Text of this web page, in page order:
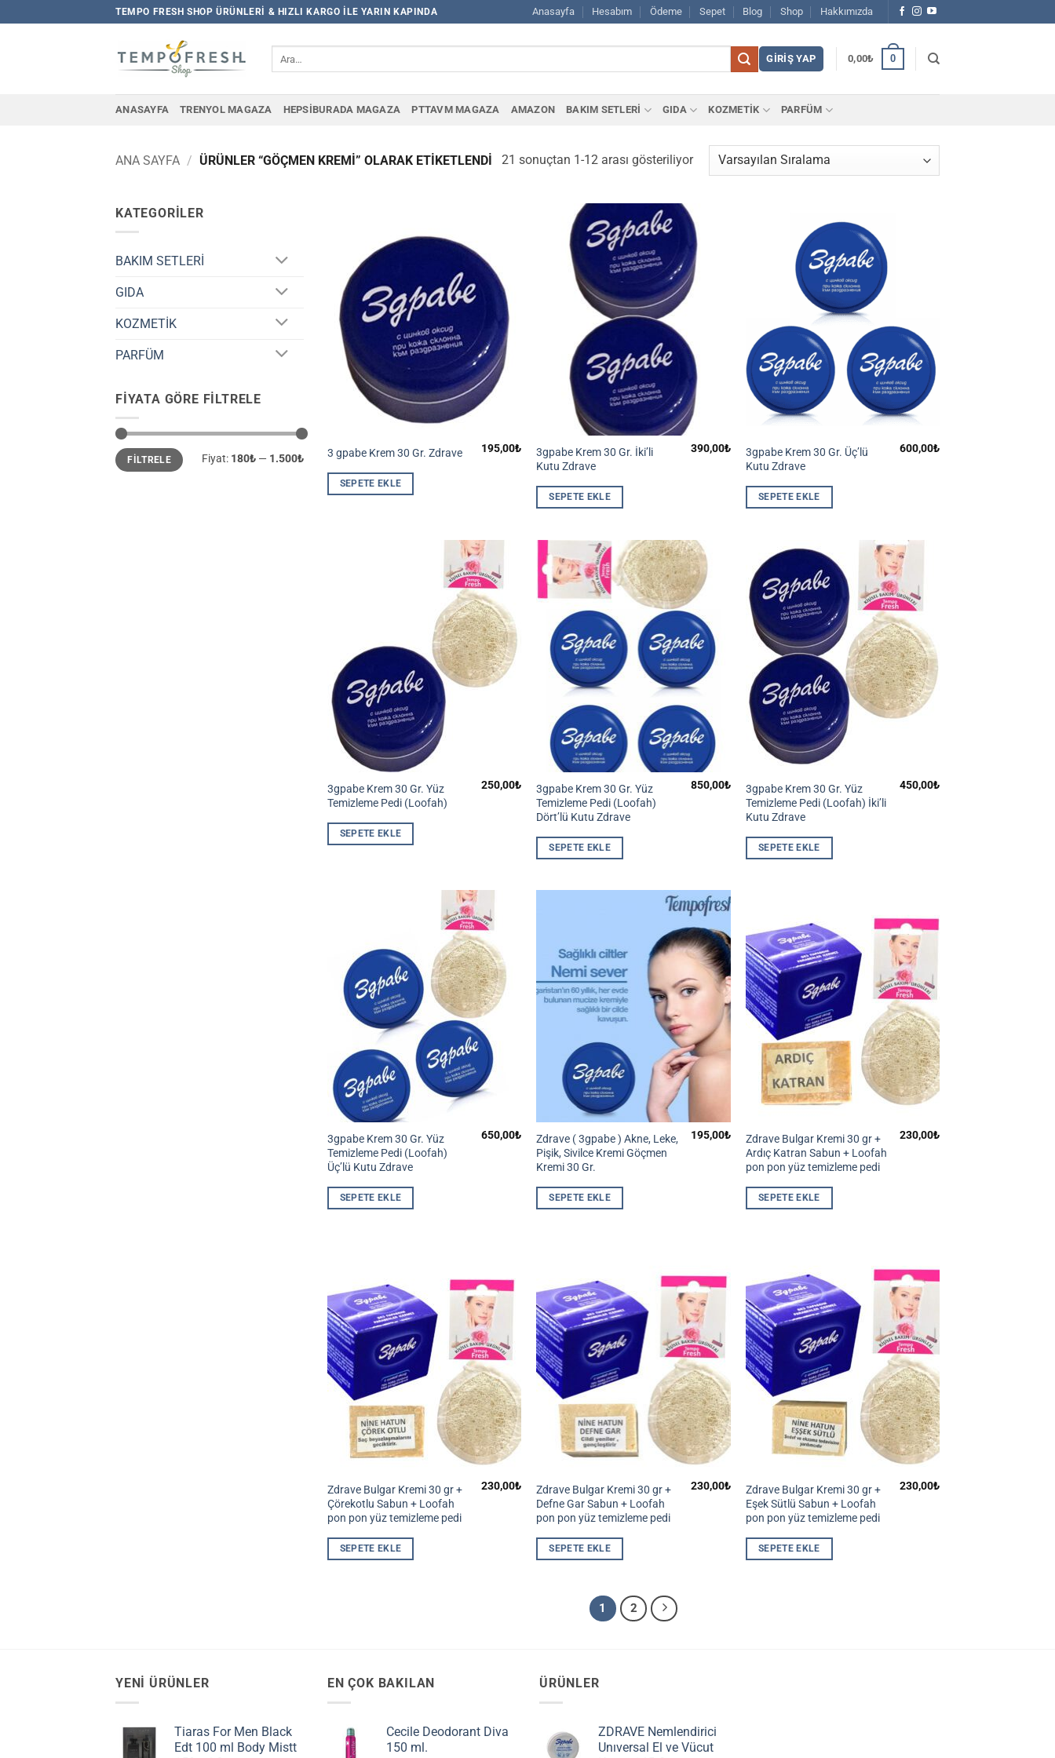
atla
TEMPO FRESH SHOP ÜRÜNLERI & HIZLI KARGO ILE YARIN KAPINDA Anasayfa Hesabım Ödeme Sepet Blog Shop Hakkımızda
GIRIŞ YAP 0,00₺ 0
ANASAYFA TRENYOL MAGAZA HEPSIBURADA MAGAZA PTTAVM MAGAZA AMAZON BAKIM SETLERİ GIDA KOZMETİK PARFÜM
ANA SAYFA / ÜRÜNLER “GÖÇMEN KREMİ” OLARAK ETIKETLENDI 21 sonuçtan 1-12 arası gösteriliyor
KATEGORILER
BAKIM SETLERİ
GIDA
KOZMETİK
PARFÜM
FIYATA GÖRE FILTRELE
En
düşük
fiyat
En
yüksek
fiyat
FILTRELE Fiyat: 180₺ — 1.500₺ 3 gpabe Krem 30 Gr. Zdrave 195,00₺
SEPETE EKLE
3gpabe Krem 30 Gr. İki’li
Kutu Zdrave
390,00₺
SEPETE EKLE
3gpabe Krem 30 Gr. Üç’lü
Kutu Zdrave
600,00₺
SEPETE EKLE
3gpabe Krem 30 Gr. Yüz
Temizleme Pedi (Loofah)
250,00₺
SEPETE EKLE
3gpabe Krem 30 Gr. Yüz
Temizleme Pedi (Loofah)
Dört’lü Kutu Zdrave
850,00₺
SEPETE EKLE
3gpabe Krem 30 Gr. Yüz
Temizleme Pedi (Loofah) İki’li
Kutu Zdrave
450,00₺
SEPETE EKLE
3gpabe Krem 30 Gr. Yüz
Temizleme Pedi (Loofah)
Üç’lü Kutu Zdrave
650,00₺
SEPETE EKLE
Zdrave ( 3gpabe ) Akne, Leke,
Pişik, Sivilce Kremi Göçmen
Kremi 30 Gr.
195,00₺
SEPETE EKLE
Zdrave Bulgar Kremi 30 gr +
Ardıç Katran Sabun + Loofah
pon pon yüz temizleme pedi
230,00₺
SEPETE EKLE
Zdrave Bulgar Kremi 30 gr +
Çörekotlu Sabun + Loofah
pon pon yüz temizleme pedi
230,00₺
SEPETE EKLE
Zdrave Bulgar Kremi 30 gr +
Defne Gar Sabun + Loofah
pon pon yüz temizleme pedi
230,00₺
SEPETE EKLE
Zdrave Bulgar Kremi 30 gr +
Eşek Sütlü Sabun + Loofah
pon pon yüz temizleme pedi
230,00₺
SEPETE EKLE
1 2
YENI ÜRÜNLER
Tiaras For Men Black
Edt 100 ml Body Mistt
EN ÇOK BAKILAN
Cecile Deodorant Diva
150 ml.
ÜRÜNLER
ZDRAVE Nemlendirici
Unıversal El ve Vücut